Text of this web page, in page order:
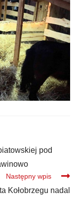
pod
Następny wpis
Kołobrzegu nadal